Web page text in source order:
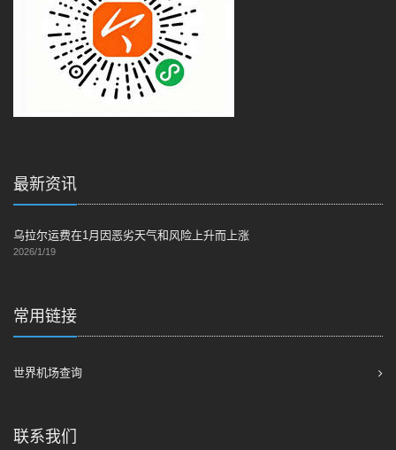
最新资讯
乌拉尔运费在1月因恶劣天气和风险上升而上涨
2026/1/19
常用链接
世界机场查询
联系我们